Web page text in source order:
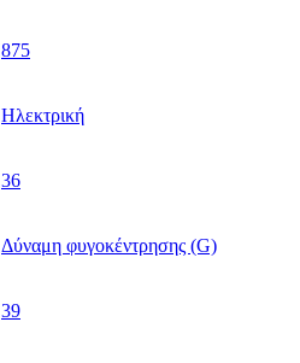
875
Ηλεκτρική
36
Δύναμη φυγοκέντρησης (G)
39